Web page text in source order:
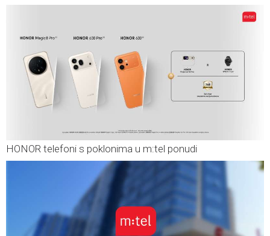
HONOR telefoni s poklonima u m:tel ponudi